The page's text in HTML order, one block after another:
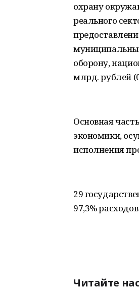
охрану
реального
оборону,
млрд. рублей
Основная
экономики,
исполнения
29
97,3%
Читайте